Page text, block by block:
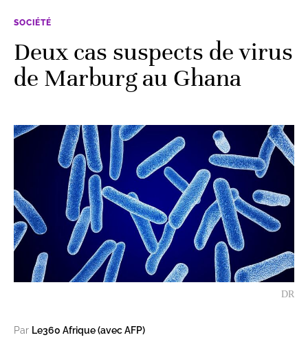
SOCIÉTÉ
Deux cas suspects de virus
de Marburg au Ghana
DR
Par Le360 Afrique (avec AFP)